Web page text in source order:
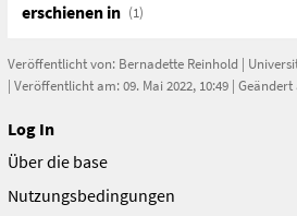
erschienen in (1)
Veröffentlicht von: Bernadette Reinhold |
| Veröffentlicht am: 09. Mai 2022, 10:49 |
Log In
Über die base
Nutzungsbedingungen